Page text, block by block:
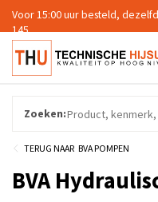
Voor 15:00 uur besteld,
145
Zoeken:
BVA POMPEN
BVA